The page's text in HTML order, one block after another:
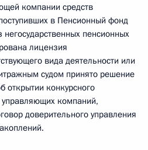
компании средств
в Пенсионный фонд
пенсионных
лицензия
вида деятельности или
судом принято решение
открытии конкурсного
компаний,
доверительного управления